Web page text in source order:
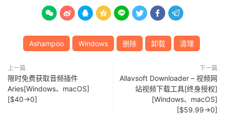
       
Ashampoo Windows 删除 卸载 清理
上一篇
限时免费获取音频插件
Aries[Windows、macOS]
[$40→0]
下一篇
Allavsoft Downloader – 视频网
站视频下载工具[终身授权]
[Windows、macOS]
[$59.99→0]